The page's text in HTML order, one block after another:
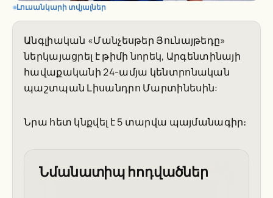
Լուսանկարի տվյալներ
Անգլիական «Մանչեսթեր Յունայթեդը»
ներկայացրել է թիմի նորեկ, Արգենտինայի
հավաքականի 24-ամյա կենտրոնական
պաշտպան Լիսանդրո Մարտինեսին:
Նրա հետ կնքվել է 5 տարվա պայմանագիր։
Նմանատիպ հոդվածներ